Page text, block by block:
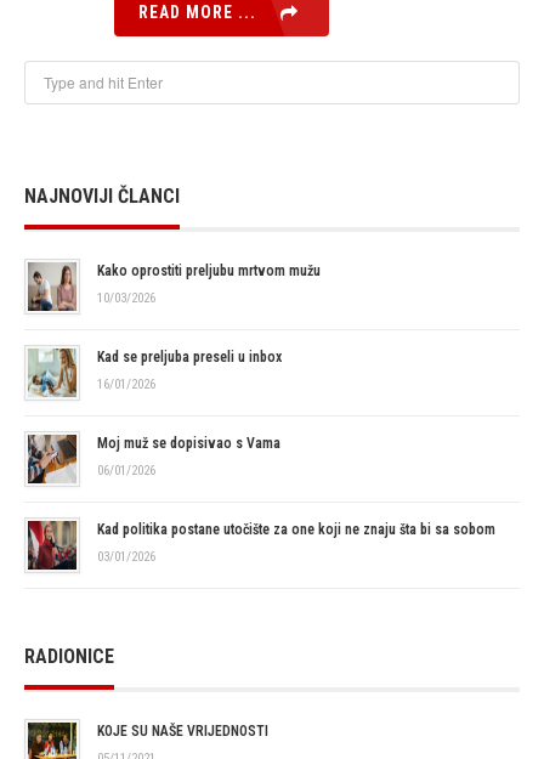
READ MORE ...
NAJNOVIJI ČLANCI
Kako oprostiti preljubu mrtvom mužu
10/03/2026
Kad se preljuba preseli u inbox
16/01/2026
Moj muž se dopisivao s Vama
06/01/2026
Kad politika postane utočište za one koji ne znaju šta bi sa sobom
03/01/2026
RADIONICE
KOJE SU NAŠE VRIJEDNOSTI